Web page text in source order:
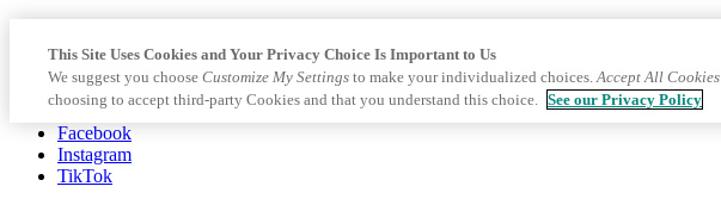
Facebook
Instagram
TikTok
This Site Uses Cookies and Your Privacy Choice Is Important to Us
We suggest you choose Customize My Settings to make your individualized choices.Accept All Cookies
choosing to accept third-party Cookies and that you understand this choice. See our Privacy Policy